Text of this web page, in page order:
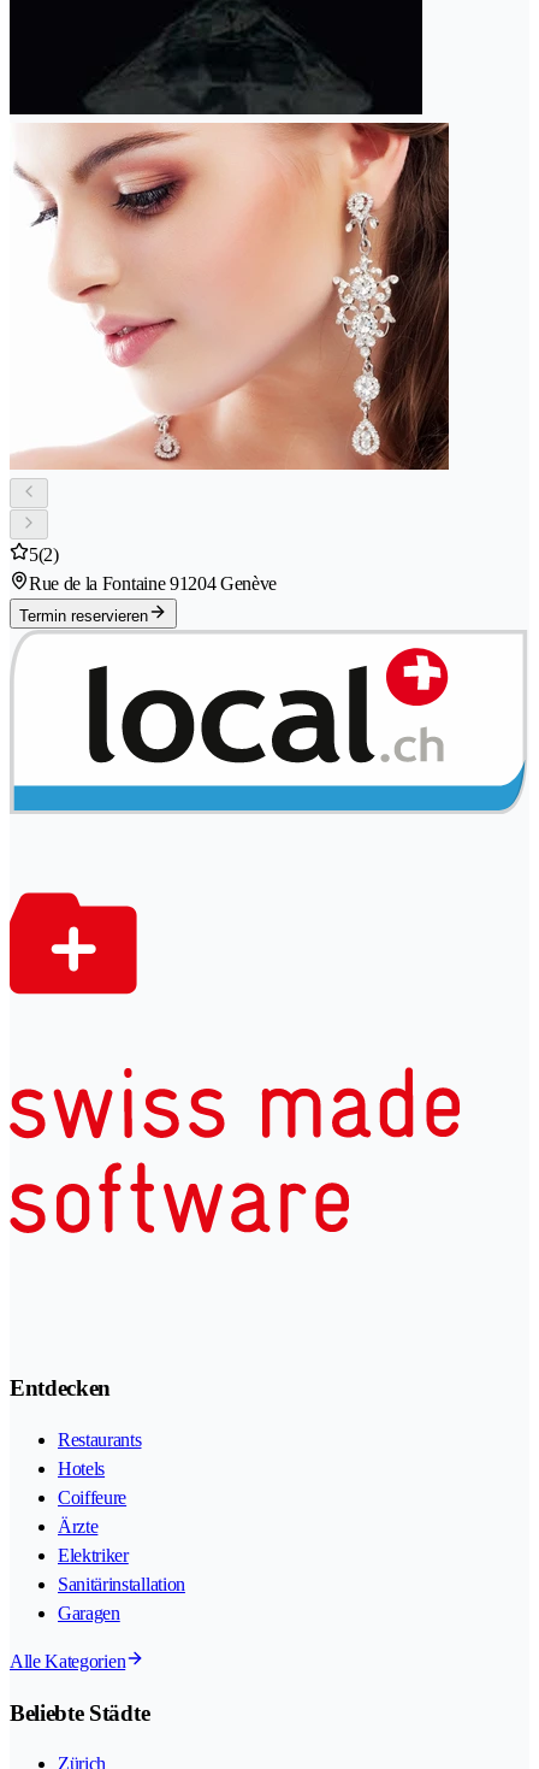
5(2)
Rue de la Fontaine 91204 Genève
Termin reservieren
Entdecken
Restaurants
Hotels
Coiffeure
Ärzte
Elektriker
Sanitärinstallation
Garagen
Alle Kategorien
Beliebte Städte
Zürich